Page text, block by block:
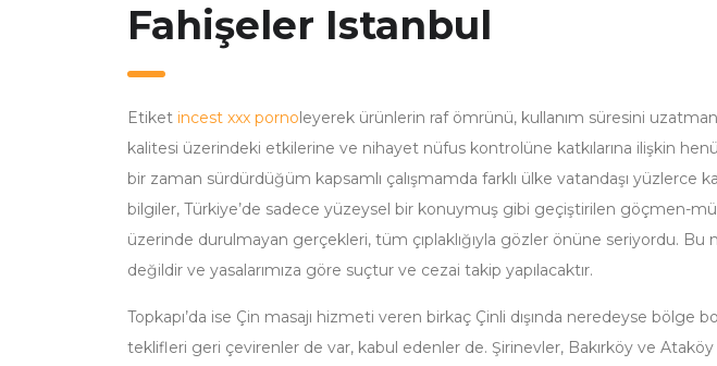
Fahişeler Istanbul
Etiket incest xxx pornoleyerek ürünlerin raf ömrünü, kullanım süresini
kalitesi üzerindeki etkilerine ve nihayet nüfus kontrolüne katkılarına ilişkin
bir zaman sürdürdüğüm kapsamlı çalışmamda farklı ülke vatandaşı yüzlerce
bilgiler, Türkiye’de sadece yüzeysel bir konuymuş gibi geçiştirilen göçmen-
üzerinde durulmayan gerçekleri, tüm çıplaklığıyla gözler önüne seriyordu. Bu
değildir ve yasalarımıza göre suçtur ve cezai takip yapılacaktır.
Topkapı’da ise Çin masajı hizmeti veren birkaç Çinli dışında neredeyse bölge
teklifleri geri çevirenler de var, kabul edenler de. Şirinevler, Bakırköy ve